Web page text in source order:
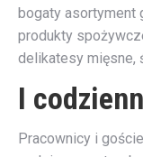
bogaty asortyment
produkty
delikatesy mięsne,
I
Pracownicy i